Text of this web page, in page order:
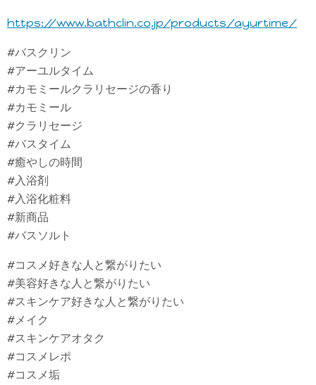
https://www.bathclin.co.jp/products/ayurtime/
#バスクリン
#アーユルタイム
#カモミールクラリセージの香り
#カモミール
#クラリセージ
#バスタイム
#癒やしの時間
#入浴剤
#入浴化粧料
#新商品
#バスソルト
#コスメ好きな人と繋がりたい
#美容好きな人と繋がりたい
#スキンケア好きな人と繋がりたい
#メイク
#スキンケアオタク
#コスメレポ
#コスメ垢